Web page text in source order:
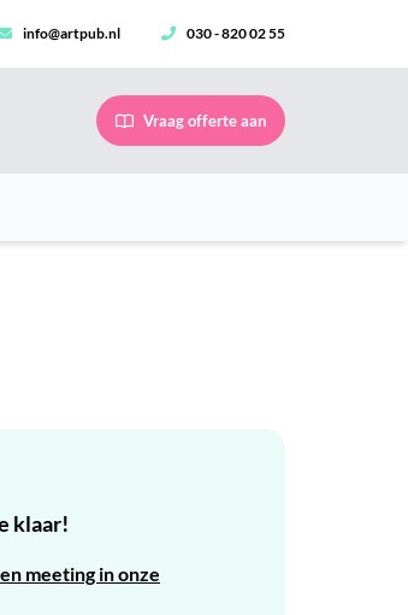
info@artpub.nl 030 - 820 02 55
Vraag offerte aan
klaar!
meeting in onze